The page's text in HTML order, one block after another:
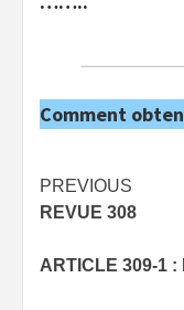
Comment
Post
navigation
PREVIOUS
REVUE 308
ARTICLE 309-1 :